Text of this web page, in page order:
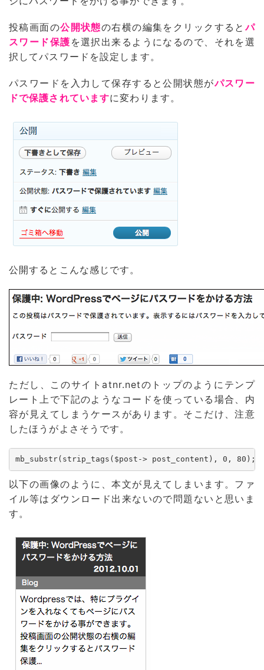
投稿画面の公開状態の右横の編集をクリックするとパ
スワード保護 を選択出来るようになるので、それを選
択してパスワードを設定します。
パスワードを入力して保存すると公開状態がパスワー
ドで保護されていますに変わります。
公開するとこんな感じです。
ただし、このサイトatnr.netのトップのようにテンプ
レート上で下記のようなコードを使っている場合、内
容が見えてしまうケースがあります。そこだけ、注意
したほうがよさそうです。
mb_substr(strip_tags($post-> post_content), 0, 80);
以下の画像のように、本文が見えてしまいます。ファ
イル等はダウンロード出来ないので問題ないと思いま
す。